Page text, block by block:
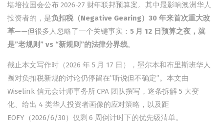
堪培拉国会公布 2026-27 财年联邦预算案。其中最影响澳洲华人
投资者的，是负扣税（Negative Gearing）30 年来首次重大改
革——但很多人忽略了一个关键事实： 5 月 12 日预算之夜，就
是”老规则” vs “新规则”的法律分界线。
截止本文写作时（2026 年 5 月 17 日），墨尔本和布里斯班华人
圈对负扣税新规的讨论仍停留在”听说但不确定”。本文由
Wiselink 信元会计师事务所 CPA 团队撰写，逐条拆解 5 大变
化、给出 4 类华人投资者画像的应对策略，以及距
EOFY（2026/6/30）仅剩 6 周倒计时下的优先级清单。